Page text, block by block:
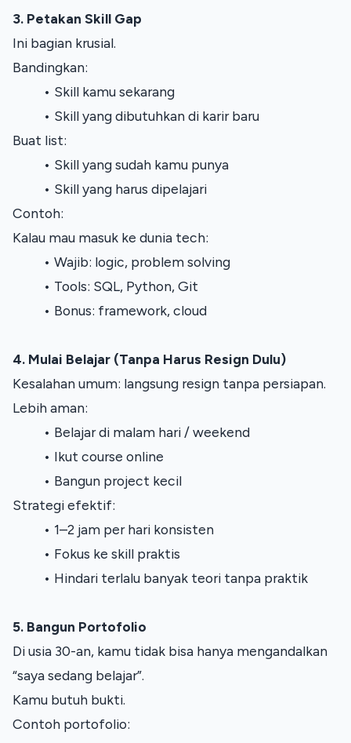
3. Petakan Skill Gap
Ini bagian krusial.
Bandingkan:
Skill kamu sekarang
Skill yang dibutuhkan di karir baru
Buat list:
Skill yang sudah kamu punya
Skill yang harus dipelajari
Contoh:
Kalau mau masuk ke dunia tech:
Wajib: logic, problem solving
Tools: SQL, Python, Git
Bonus: framework, cloud
4. Mulai Belajar (Tanpa Harus Resign Dulu)
Kesalahan umum: langsung resign tanpa persiapan.
Lebih aman:
Belajar di malam hari / weekend
Ikut course online
Bangun project kecil
Strategi efektif:
1–2 jam per hari konsisten
Fokus ke skill praktis
Hindari terlalu banyak teori tanpa praktik
5. Bangun Portofolio
Di usia 30-an, kamu tidak bisa hanya mengandalkan
“saya sedang belajar”.
Kamu butuh bukti.
Contoh portofolio: